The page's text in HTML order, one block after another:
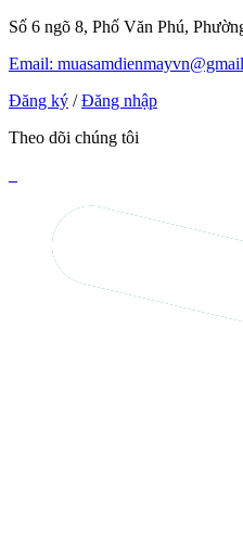
Số 6 ngõ 8, Phố Văn Phú,
Email:
Đăng ký / Đăng nhập
Theo dõi chúng tôi